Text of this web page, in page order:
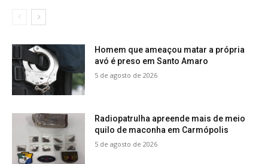
Homem que ameaçou matar a própria
avó é preso em Santo Amaro
5 de agosto de 2026
Radiopatrulha apreende mais de meio
quilo de maconha em Carmópolis
5 de agosto de 2026